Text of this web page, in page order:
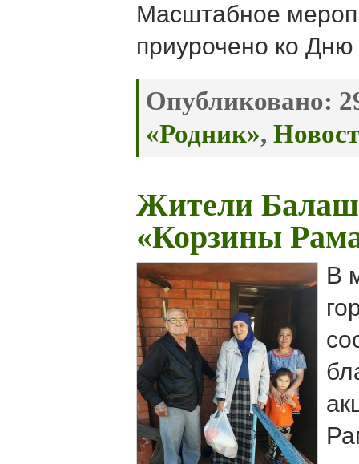
Масштабное
приурочено ко
Опубликовано:
«Родник»,
Жители
«Корзины
В